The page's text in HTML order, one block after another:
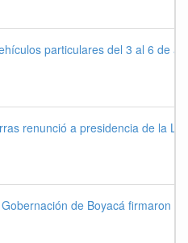
particulares del 3 al 6 de
renunció a presidencia de la
de Boyacá firmaron